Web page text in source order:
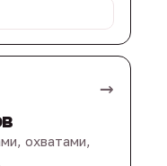
→
охватами,